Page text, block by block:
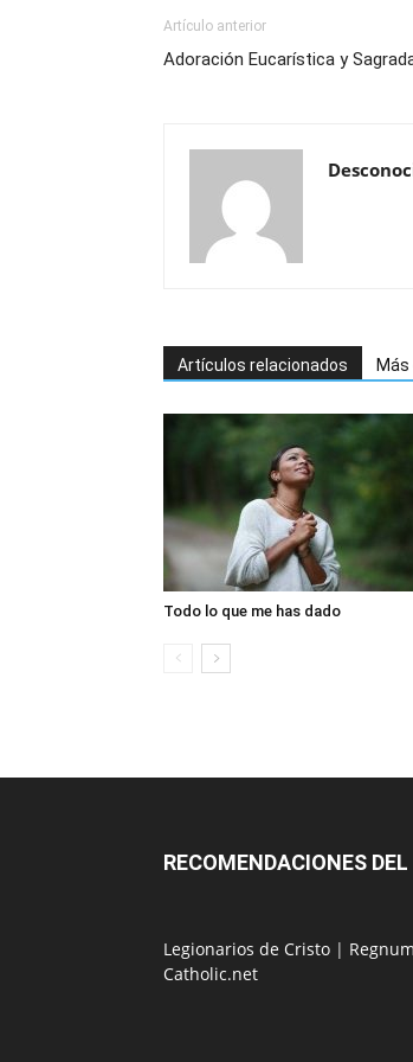
Artículo anterior
Adoración Eucarística y
Artículos relacionados
Todo lo que me has dado
RECOMENDACIONES
Legionarios de Cristo |
Catholic.net